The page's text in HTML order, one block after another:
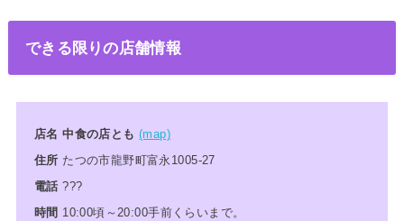
できる限りの店舗情報
店名 中食の店とも(map)
住所 たつの市龍野町富永1005-27
電話 ???
時間 10:00頃～20:00手前くらいまで。